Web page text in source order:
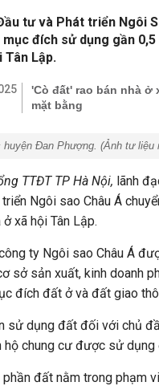
tư và Phát triển Ngôi
mục đích sử dụng gần
Tân Lập.
'Cò đất' rao bán nhà ở
mặt bằng
huyện Đan Phượng. (Ảnh tư liệu
TTĐT TP Hà Nội, lãnh
Ngôi sao Châu Á
ở xã hội Tân Lập.
ty Ngôi sao Châu Á
sở sản xuất, kinh doanh
đích đất ở và đất giao
sử dụng đất đối với chủ
hộ chung cư được sử dụng
đất nằm trong phạm